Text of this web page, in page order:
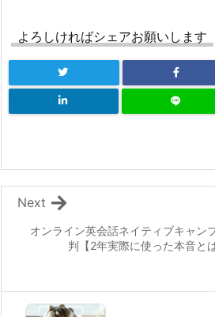
よろしければシェアお願いします
オンライン英会話ネイティブキャン
判【2年実際に使った本音とは
Next